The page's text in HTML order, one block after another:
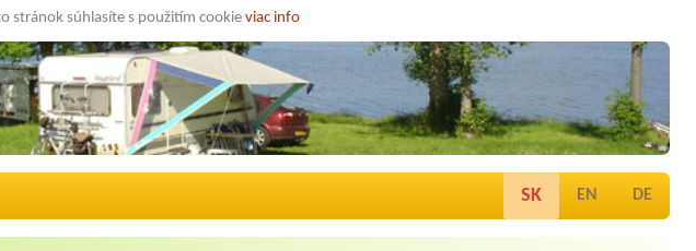
stránok súhlasíte s použitím cookieviac info
SK EN DE